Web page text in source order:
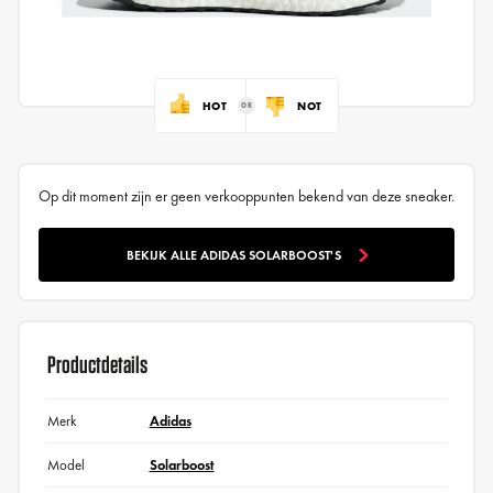
HOT NOT
Op dit moment zijn er geen verkooppunten bekend van deze sneaker.
BEKIJK ALLE ADIDAS SOLARBOOST'S
Productdetails
Merk Adidas
Model Solarboost